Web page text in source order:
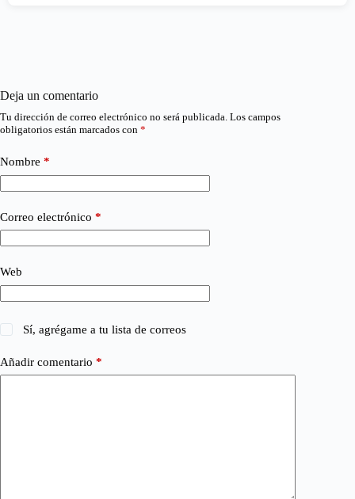
Deja un comentario
Tu dirección de correo electrónico no será publicada. Los campos
obligatorios están marcados con *
Nombre *
Correo electrónico *
Web
Sí, agrégame a tu lista de correos
Añadir comentario *